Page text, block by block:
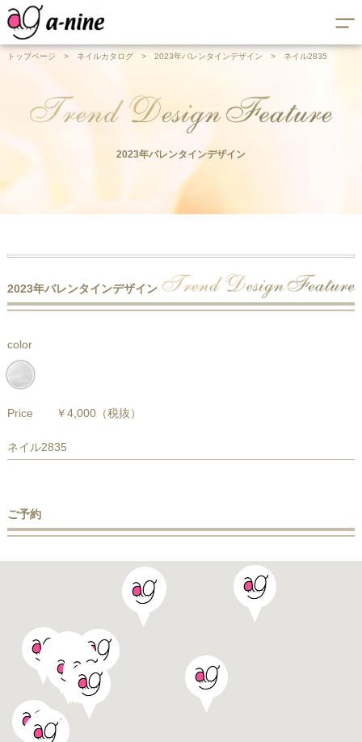
トップページ > ネイルカタログ > 2023年バレンタインデザイン > ネイル2835
2023年バレンタインデザイン
2023年バレンタインデザイン
color
Price ￥4,000（税抜）
ネイル2835
ご予約